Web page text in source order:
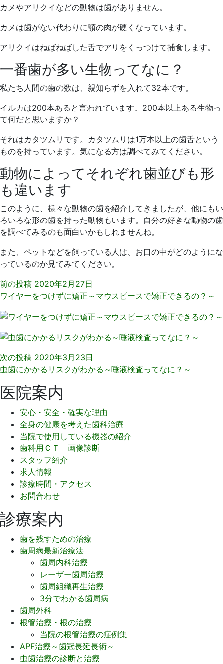
カメやアリクイなどの動物は歯がありません。
カメは歯がない代わりに顎の肉が硬くなっています。
アリクイはねばねばした舌でアリをくっつけて捕食します。
一番歯が多い生物ってなに？
私たち人間の歯の数は、親知らずを入れて32本です。
イルカは200本あると言われています。200本以上ある生物っ
て何だと思いますか？
それはカタツムリです。カタツムリは1万本以上の歯舌という
ものを持っています。気になる方は調べてみてください。
動物によってそれぞれ歯並びも形
も違います
このように、様々な動物の歯を紹介してきましたが、他にもい
ろいろな形の歯を持った動物もいます。自分の好きな動物の歯
を調べてみるのも面白いかもしれませんね。
また、ペットなどを飼っている人は、お口の中がどのようにな
っているのか見てみてください。
前の投稿 2020年2月27日
ワイヤーをつけずに矯正～マウスピースで矯正できるの？～
次の投稿 2020年3月23日
虫歯にかかるリスクがわかる～唾液検査ってなに？～
医院案内
安心・安全・確実な理由
全身の健康を考えた歯科治療
当院で使用している機器の紹介
歯科用ＣＴ 画像診断
スタッフ紹介
求人情報
診療時間・アクセス
お問合わせ
診療案内
歯を残すための治療
歯周病最新治療法
歯周内科治療
レーザー歯周治療
歯周組織再生治療
3分でわかる歯周病
歯周外科
根管治療・根の治療
当院の根管治療の症例集
APF治療～歯冠長延長術～
虫歯治療の診断と治療